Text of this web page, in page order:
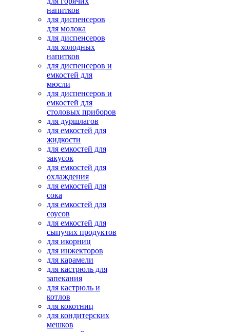
напитков
для диспенсеров
для молока
для диспенсеров
для холодных
напитков
для диспенсеров и
емкостей для
мюсли
для диспенсеров и
емкостей для
столовых приборов
для дуршлагов
для емкостей для
жидкости
для емкостей для
закусок
для емкостей для
охлаждения
для емкостей для
сока
для емкостей для
соусов
для емкостей для
сыпучих продуктов
для икорниц
для инжекторов
для карамели
для кастрюль для
запекания
для кастрюль и
котлов
для кокотниц
для кондитерских
мешков